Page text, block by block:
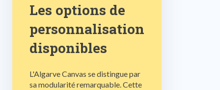
Les options de
personnalisation
disponibles
L'Algarve Canvas se distingue par
sa modularité remarquable. Cette